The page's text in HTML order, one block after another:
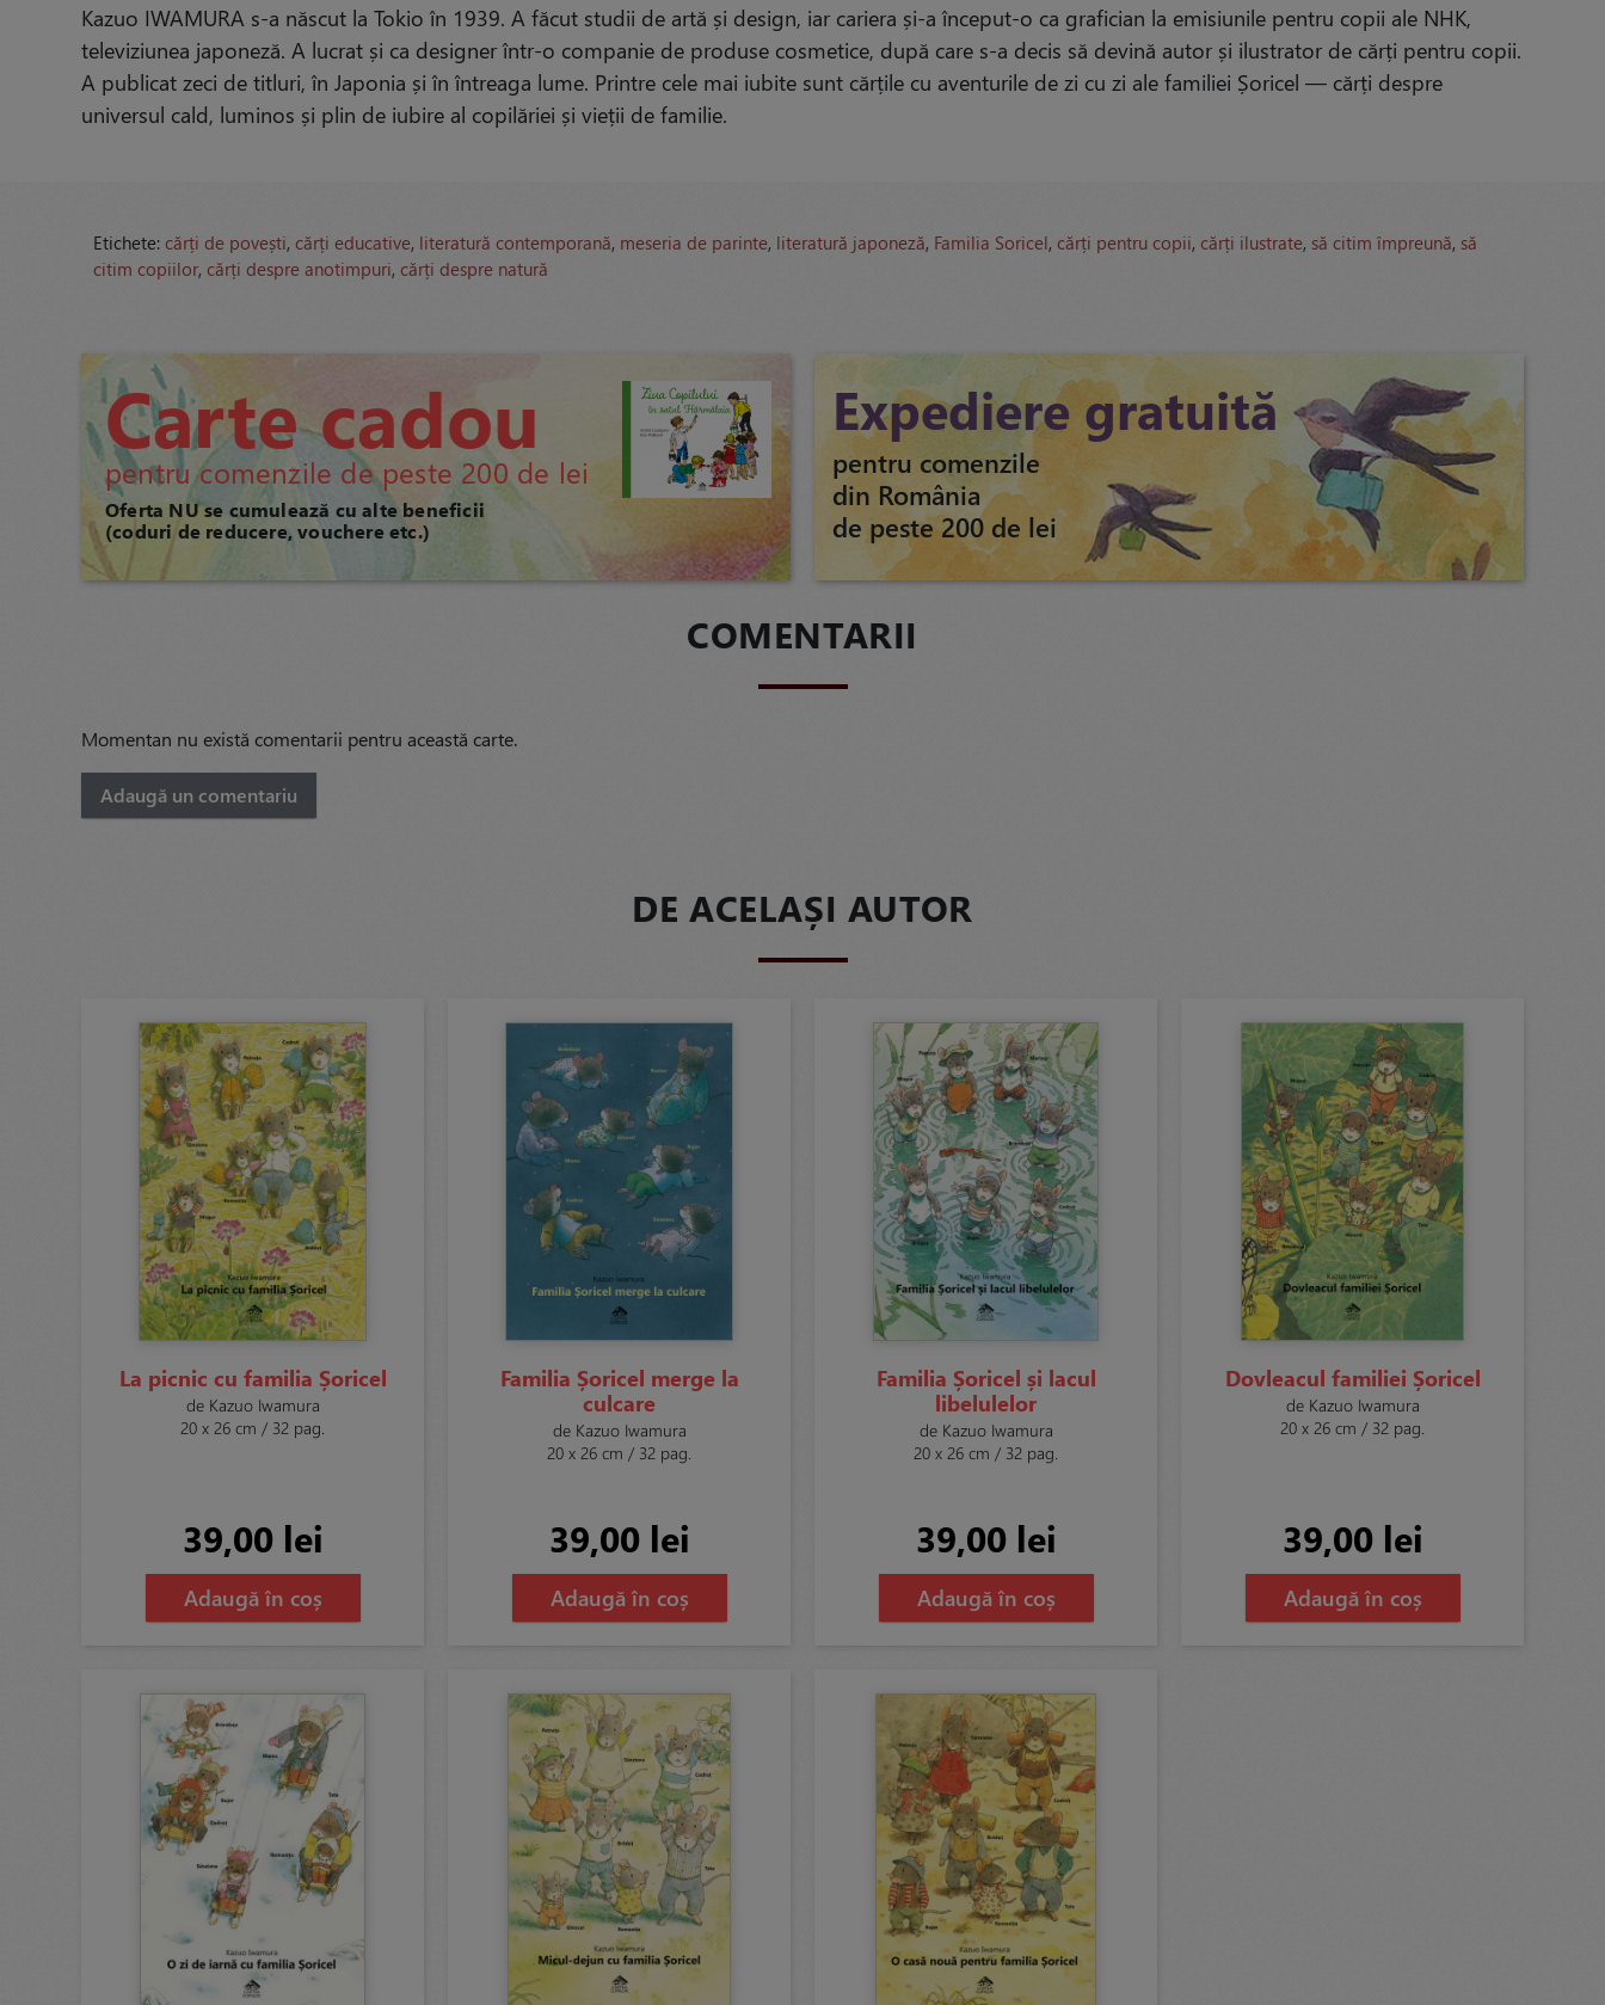
Kazuo IWAMURA s-a născut la Tokio în 1939. A făcut studii de artă și design, iar cariera și-a început-o ca grafician la emisiunile pentru copii ale NHK,
televiziunea japoneză. A lucrat și ca designer într-o companie de produse cosmetice, după care s-a decis să devină autor și ilustrator de cărți pentru copii.
A publicat zeci de titluri, în Japonia și în întreaga lume. Printre cele mai iubite sunt cărțile cu aventurile de zi cu zi ale familiei Șoricel — cărți despre
universul cald, luminos și plin de iubire al copilăriei și vieții de familie.
Etichete: cărți de povești, cărți educative, literatură contemporană, meseria de parinte, literatură japoneză, Familia Soricel, cărți pentru copii, cărți ilustrate, să citim împreună, să
citim copiilor, cărți despre anotimpuri, cărți despre natură
Carte cadou
pentru comenzile de peste 200 de lei
Oferta NU se cumulează cu alte beneficii
(coduri de reducere, vouchere etc.)
Expediere gratuită
pentru comenzile
din România
de peste 200 de lei
COMENTARII
Momentan nu există comentarii pentru această carte.
Adaugă un comentariu
DE ACELAȘI AUTOR
La picnic cu familia Șoricel
de Kazuo Iwamura
20 x 26 cm / 32 pag.
39,00 lei
Adaugă în coș
Familia Șoricel merge la
culcare
de Kazuo Iwamura
20 x 26 cm / 32 pag.
39,00 lei
Adaugă în coș
Familia Șoricel și lacul
libelulelor
de Kazuo Iwamura
20 x 26 cm / 32 pag.
39,00 lei
Adaugă în coș
Dovleacul familiei Șoricel
de Kazuo Iwamura
20 x 26 cm / 32 pag.
39,00 lei
Adaugă în coș